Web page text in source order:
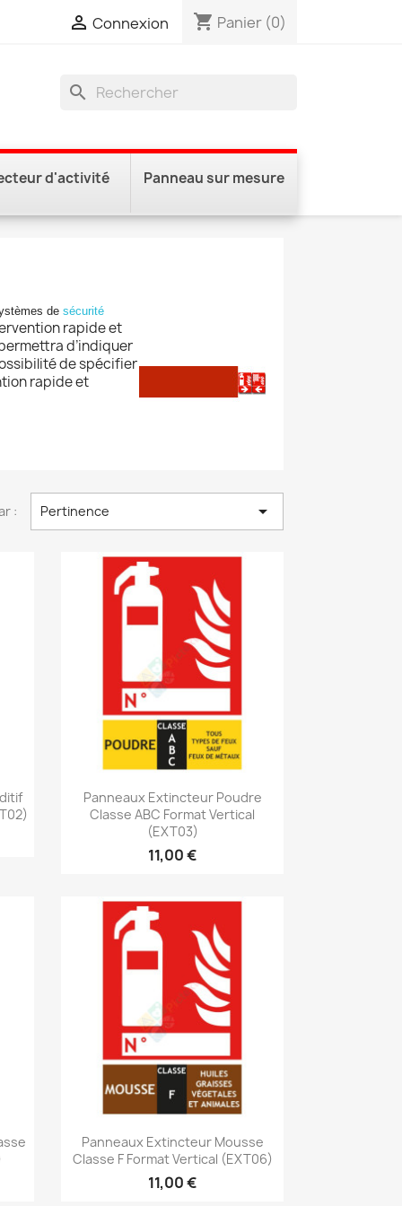
 Connexion shopping_cart Panier (0)
search
d'activité Panneau sur mesure
de sécurité
rapide et
d’indiquer
de spécifier
rapide et
: Pertinence 
Aperçu rapide
Panneaux Extincteur Poudre
Classe ABC Format Vertical
(EXT03)
11,00 €
Aperçu rapide
Panneaux Extincteur Mousse
Classe F Format Vertical (EXT06)
11,00 €